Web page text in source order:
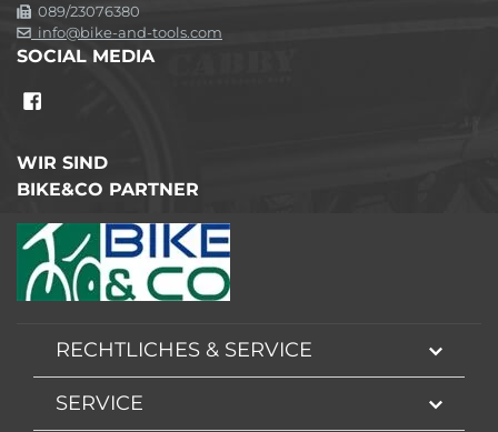
089/23076380
info@bike-and-tools.com
SOCIAL MEDIA
WIR SIND
BIKE&CO PARTNER
RECHTLICHES & SERVICE
SERVICE